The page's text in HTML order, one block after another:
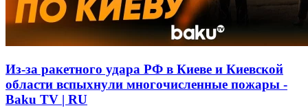
Из-за ракетного удара РФ в Киеве и Киевской
области вспыхнули многочисленные пожары -
Baku TV | RU